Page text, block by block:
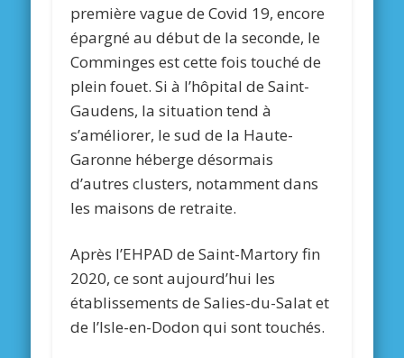
première vague de Covid 19, encore
épargné au début de la seconde, le
Comminges est cette fois touché de
plein fouet. Si à l’hôpital de Saint-
Gaudens, la situation tend à
s’améliorer, le sud de la Haute-
Garonne héberge désormais
d’autres clusters, notamment dans
les maisons de retraite.
Après l’EHPAD de Saint-Martory fin
2020, ce sont aujourd’hui les
établissements de Salies-du-Salat et
de l’Isle-en-Dodon qui sont touchés.